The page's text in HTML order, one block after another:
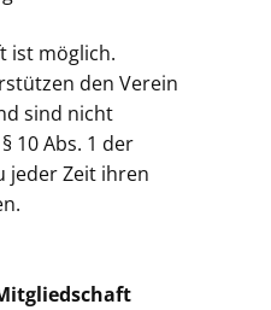
ist möglich.
den Verein
sind nicht
10 Abs. 1 der
jeder Zeit ihren